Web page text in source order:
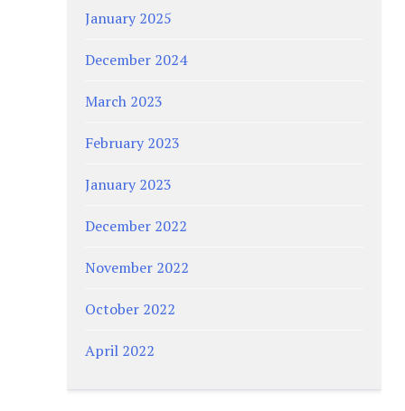
January 2025
December 2024
March 2023
February 2023
January 2023
December 2022
November 2022
October 2022
April 2022